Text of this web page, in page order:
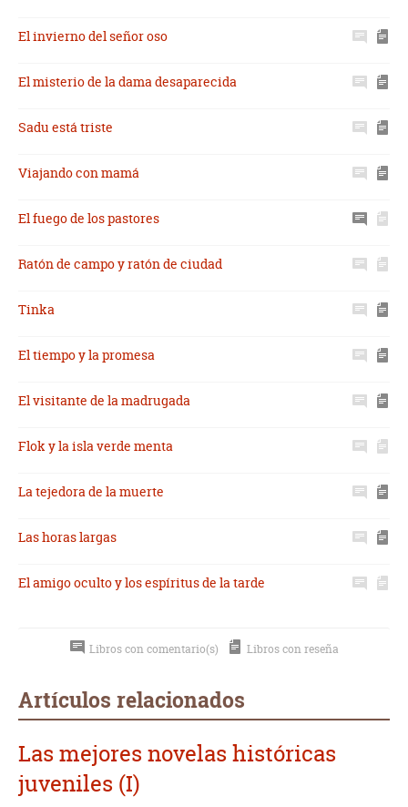
El invierno del señor oso
El misterio de la dama desaparecida
Sadu está triste
Viajando con mamá
El fuego de los pastores
Ratón de campo y ratón de ciudad
Tinka
El tiempo y la promesa
El visitante de la madrugada
Flok y la isla verde menta
La tejedora de la muerte
Las horas largas
El amigo oculto y los espíritus de la tarde
Libros con comentario(s) Libros con reseña
Artículos relacionados
Las mejores novelas históricas
juveniles (I)